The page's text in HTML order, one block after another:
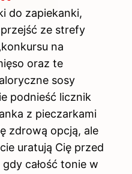
do zapiekanki,
ze strefy
na
oraz te
sosy
podnieść licznik
z pieczarkami
zdrową opcją, ale
uratują Cię przed
całość tonie w